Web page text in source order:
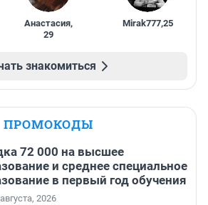
Анастасия,
29
Mirak777,25
знакомиться
ПРОМОКОДЫ
72 000 на высшее
и среднее специальное
в первый год обучения
2026